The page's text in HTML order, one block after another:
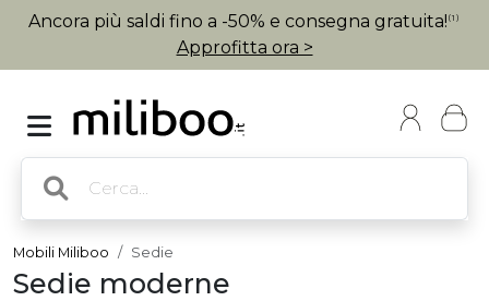
Ancora più saldi fino a -50% e consegna gratuita! (1)
Approfitta ora >
Mobili Miliboo Sedie
Sedie moderne